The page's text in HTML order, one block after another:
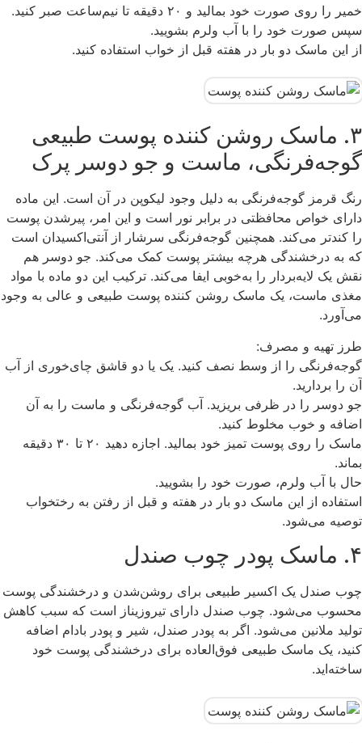
خمیر را روی صورت خود بمالید و ۲۰ دقیقه تا نیم‌ساعت صبر کنید.
سپس صورت خود را با آب ولرم بشویید.
از این ماسک دو بار در هفته قبل از خواب استفاده کنید.
۳. ماسک روشن کننده پوست طبیعی
گوجه‌فرنگی، ماست و جو دوسر پرک
رنگ قرمز گوجه‌فرنگی به دلیل وجود لیکوپن در آن است. این ماده
دارای خواص محافظتی در برابر نور است و این امر، پیرشدن پوست
را کندتر می‌کند. همچنین گوجه‌فرنگی سرشار از آنتی‌اکسیدان است
که به درخشندگی هرچه بیشتر پوست کمک می‌کند. جو دوسر هم
نقش یک لایه‌بردار را به‌خوبی ایفا می‌کند. ترکیب این دو ماده با مواد
مغذی ماست، یک ماسک روشن‌ کننده پوست طبیعی و عالی به وجود
می‌آورد.
طرز تهیه و مصرف:
گوجه‌فرنگی را از وسط نصف کنید. یک یا دو قاشق چای‌خوری از آب
آن را بردارید.
جو دوسر را در ظرفی بریزید. آب گوجه‌فرنگی و ماست را به آن
اضافه و خوب مخلوط کنید.
ماسک را روی پوست تمیز خود بمالید. اجازه دهید ۲۰ تا ۳۰ دقیقه
بماند.
حال با آب ولرم، صورت خود را بشویید.
استفاده از این ماسک دو بار در هفته و قبل از رفتن به رختخواب
توصیه می‌شود.
۴. ماسک پودر چوب صندل
چوب صندل یک اکسیر طبیعی برای روشن‌شدن و درخشندگی پوست
محسوب می‌شود. چوب صندل دارای تیروزیناز است که سبب کاهش
تولید ملانین می‌شود. اگر به پودر صندل، شیر و پودر بادام اضافه
کنید، یک ماسک طبیعی فوق‌العاده برای درخشندگی پوست خود
ساخته‌اید.